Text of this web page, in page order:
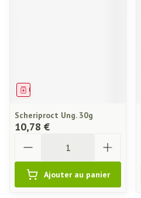
Médicament
Scheriproct Ung. 30g
10,78 €
Ajouter au panier